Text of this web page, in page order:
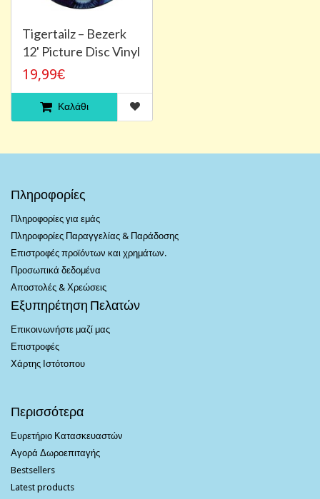
Tigertailz – Bezerk
12' Picture Disc Vinyl
19,99€
Καλάθι
Πληροφορίες
Πληροφορίες για εμάς
Πληροφορίες Παραγγελίας & Παράδοσης
Επιστροφές προϊόντων και χρημάτων.
Προσωπικά δεδομένα
Αποστολές & Χρεώσεις
Εξυπηρέτηση Πελατών
Επικοινωνήστε μαζί μας
Επιστροφές
Χάρτης Ιστότοπου
Περισσότερα
Ευρετήριο Κατασκευαστών
Αγορά Δωροεπιταγής
Bestsellers
Latest products